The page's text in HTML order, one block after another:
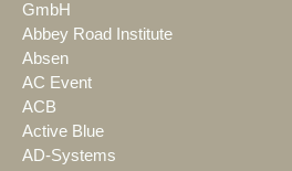
GmbH
Abbey Road Institute
Absen
AC Event
ACB
Active Blue
AD-Systems